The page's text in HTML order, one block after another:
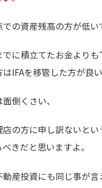
の資産残高の方が低い
に積立てたお金より
IFAを移管した方が良
倒くさい、
の方に申し訳ないと
きだと思いますよ。
産投資にも同じ事が言